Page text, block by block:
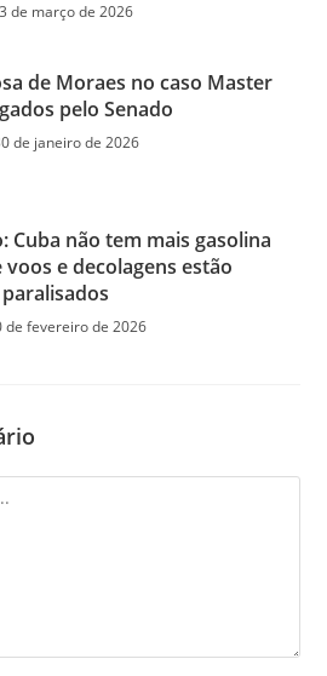
3 de março de 2026
de Moraes no caso Master
pelo Senado
de janeiro de 2026
Cuba não tem mais gasolina
voos e decolagens estão
paralisados
de fevereiro de 2026